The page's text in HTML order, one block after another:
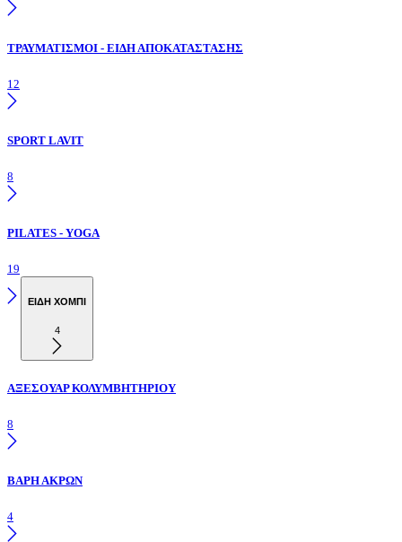
ΤΡΑΥΜΑΤΙΣΜΟΙ - ΕΙΔΗ ΑΠΟΚΑΤΑΣΤΑΣΗΣ
12
SPORT LAVIT
8
PILATES - YOGA
19
ΕΙΔΗ ΧΟΜΠΙ
4
ΑΞΕΣΟΥΑΡ ΚΟΛΥΜΒΗΤΗΡΙΟΥ
8
ΒΑΡΗ ΑΚΡΩΝ
4